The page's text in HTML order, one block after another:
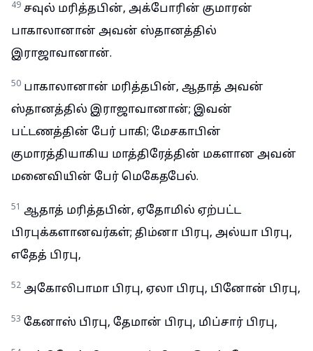
49 சவுல் மரித்தபின், அக்போரின் குமாரன்
பாகாலானான் அவன் ஸ்தானத்தில்
இராஜாவானான்.
50 பாகாலானான் மரித்தபின், ஆதாத் அவன்
ஸ்தானத்தில் இராஜாவானான்; இவன்
பட்டணத்தின் பேர் பாகி; மேசகாபின்
குமாரத்தியாகிய மாத்திரேத்தின் மகளான அவன்
மனைவியின் பேர் மெகேதபேல்.
51 ஆதாத் மரித்தபின், ஏதோமில் ஏற்பட்ட
பிரபுக்களானவர்கள்; திம்னா பிரபு, அல்யா பிரபு,
எதேத் பிரபு,
52 அகோலிபாமா பிரபு, ஏலா பிரபு, பினோன் பிரபு,
53 கேனாஸ் பிரபு, தேமான் பிரபு, மிப்சார் பிரபு,